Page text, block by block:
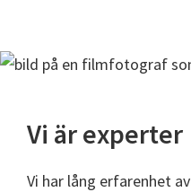
Vi är experter
Vi har lång erfarenhet